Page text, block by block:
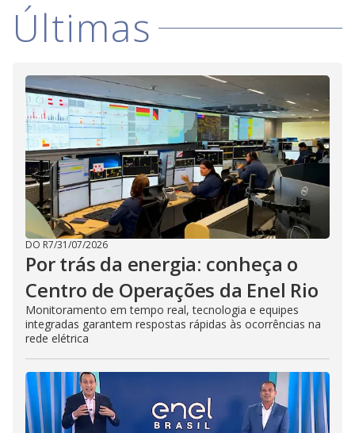
V
i
d
e
o
Últimas
DO R7/31/07/2026
Por trás da energia: conheça o
Centro de Operações da Enel Rio
Monitoramento em tempo real, tecnologia e equipes
integradas garantem respostas rápidas às ocorrências na
rede elétrica